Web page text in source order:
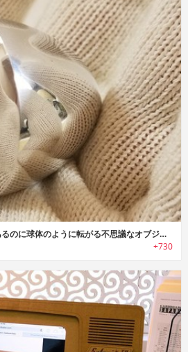
Orbiform｜頂点/エッジがあるのに球体のように転がる不思議なオブジェクト「オービフォーム」
+730